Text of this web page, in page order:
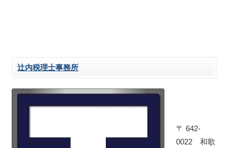
辻内税理士事務所
〒 642-
0022 和歌